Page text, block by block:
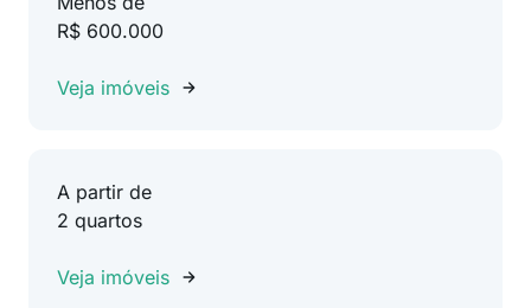
R$ 600.000
Veja imóveis
A partir de
2 quartos
Veja imóveis